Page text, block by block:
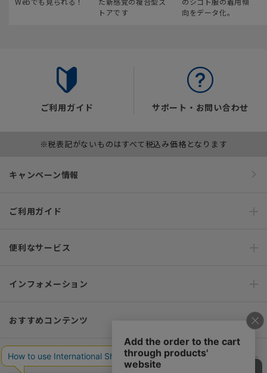
トアです
向をデータ化。
ご利用ガイド サポート・お問い合わせ
※税表記がないものはすべて税込み価格となります
キャンペーン情報
ご利用ガイド
便利なサービス
インフォメーション
おすすめコンテンツ
ポリシー・企業情報